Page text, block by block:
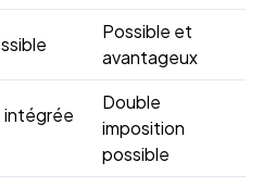
Possible et
avantageux
intégrée
Double
imposition
possible